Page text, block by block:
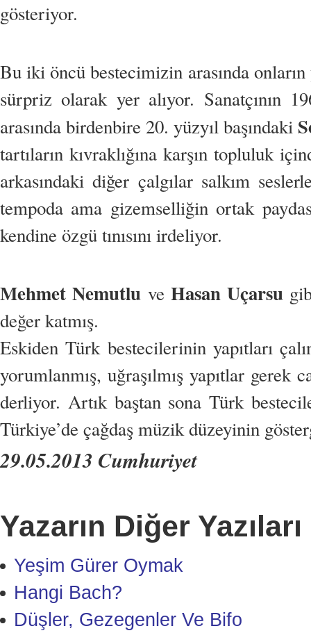
gösteriyor.
Bu iki öncü bestecimizin arasında
sürpriz olarak yer alıyor. Sanatçının
arasında birdenbire 20. yüzyıl başındaki
tartıların kıvraklığına karşın topluluk
arkasındaki diğer çalgılar salkım
tempoda ama gizemselliğin ortak
kendine özgü tınısını irdeliyor.
Mehmet Nemutlu ve Hasan Uçarsu
değer katmış.
Eskiden Türk bestecilerinin yapıtları
yorumlanmış, uğraşılmış yapıtlar
derliyor. Artık baştan sona Türk
Türkiye’de çağdaş müzik düzeyinin
29.05.2013 Cumhuriyet
Yazarın Diğer Yazıları
Yeşim Gürer Oymak
Hangi Bach?
Düşler, Gezegenler Ve Bifo